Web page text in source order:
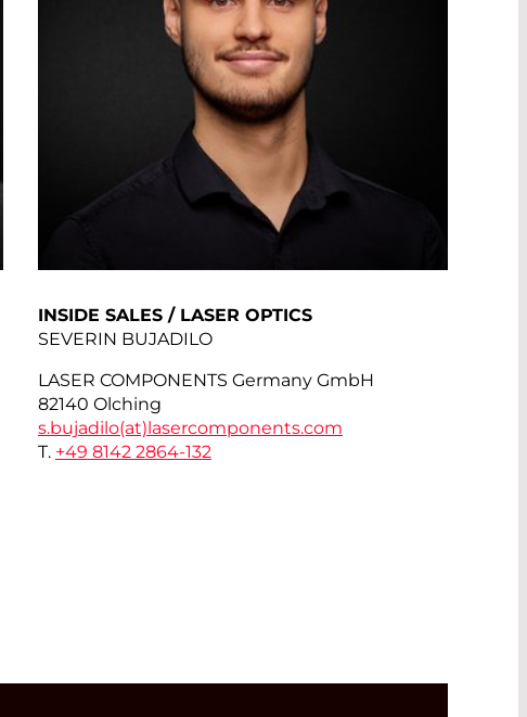
INSIDE SALES / LASER OPTICS
SEVERIN BUJADILO
LASER COMPONENTS Germany GmbH
82140 Olching
s.bujadilo(at)lasercomponents.com
T. +49 8142 2864-132